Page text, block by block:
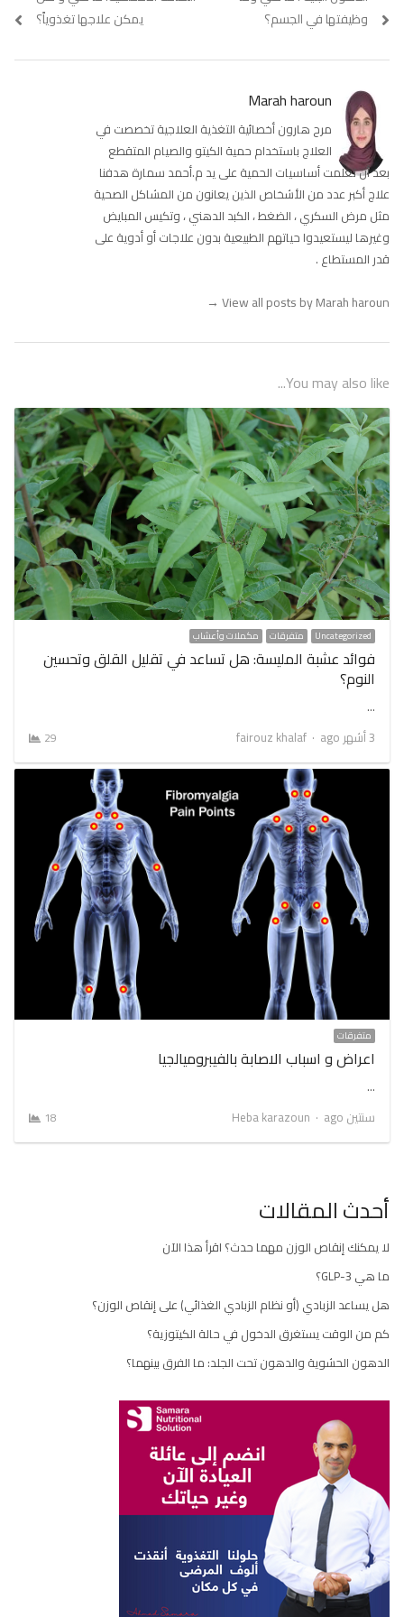
المقالات
post:
وظيفتها في الجسم؟
يمكن علاجها تغذوياً؟
Marah haroun
مرح هارون أخصائية التغذية العلاجية تخصصت في
العلاج باستخدام حمية الكيتو والصيام المتقطع
بعد أن تعلمت أساسيات الحمية على يد م.أحمد سمارة هدفنا
علاج أكبر عدد من الأشخاص الذين يعانون من المشاكل الصحية
مثل مرض السكري ، الضغط ، الكبد الدهني ، وتكيس المبايض
وغيرها ليستعيدوا حياتهم الطبيعية بدون علاجات أو أدوية على
قدر المستطاع .
View all posts by Marah haroun
→
You may also like...
Uncategorized متفرقات مكملات وأعشاب
فوائد عشبة المليسة: هل تساعد في تقليل القلق وتحسين
النوم؟
…
3 أشهر ago
Author
fairouz khalaf
29
متفرقات
اعراض و اسباب الاصابة بالفيبروميالجيا
…
سنتين ago
Author
Heba karazoun
18
أحدث المقالات
لا يمكنك إنقاص الوزن مهما حدث؟ اقرأ هذا الآن
ما هي GLP-3؟
هل يساعد الزبادي (أو نظام الزبادي الغذائي) على إنقاص الوزن؟
كم من الوقت يستغرق الدخول في حالة الكيتوزية؟
الدهون الحشوية والدهون تحت الجلد: ما الفرق بينهما؟